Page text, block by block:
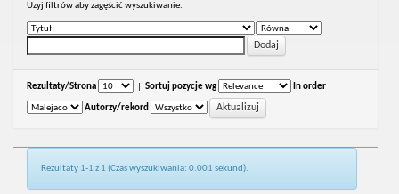
Uzyj filtrów aby zagęścić wyszukiwanie.
Rezultaty/Strona Sortuj pozycje wg In order
Autorzy/rekord
Rezultaty 1-1 z 1 (Czas wyszukiwania: 0.001 sekund).